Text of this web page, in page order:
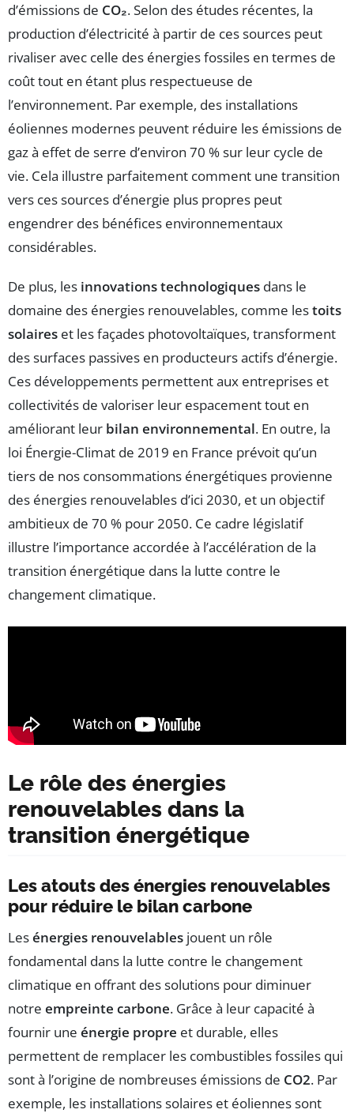
d’émissions de CO₂. Selon des études récentes, la
production d’électricité à partir de ces sources peut
rivaliser avec celle des énergies fossiles en termes de
coût tout en étant plus respectueuse de
l’environnement. Par exemple, des installations
éoliennes modernes peuvent réduire les émissions de
gaz à effet de serre d’environ 70 % sur leur cycle de
vie. Cela illustre parfaitement comment une transition
vers ces sources d’énergie plus propres peut
engendrer des bénéfices environnementaux
considérables.
De plus, les innovations technologiques dans le
domaine des énergies renouvelables, comme lestoits
solaires et les façades photovoltaïques, transforment
des surfaces passives en producteurs actifs d’énergie.
Ces développements permettent aux entreprises et
collectivités de valoriser leur espacement tout en
améliorant leur bilan environnemental. En outre, la
loi Énergie-Climat de 2019 en France prévoit qu’un
tiers de nos consommations énergétiques provienne
des énergies renouvelables d’ici 2030, et un objectif
ambitieux de 70 % pour 2050. Ce cadre législatif
illustre l’importance accordée à l’accélération de la
transition énergétique dans la lutte contre le
changement climatique.
Le rôle des énergies
renouvelables dans la
transition énergétique
Les atouts des énergies renouvelables
pour réduire le bilan carbone
Lesénergies renouvelables jouent un rôle
fondamental dans la lutte contre le changement
climatique en offrant des solutions pour diminuer
notre empreinte carbone. Grâce à leur capacité à
fournir une énergie propre et durable, elles
permettent de remplacer les combustibles fossiles qui
sont à l’origine de nombreuses émissions de CO2. Par
exemple, les installations solaires et éoliennes sont